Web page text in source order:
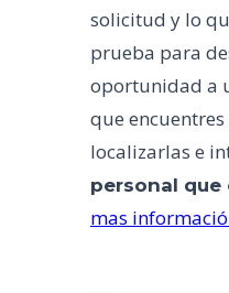
solicitud y lo
prueba para
oportunidad a
que
localizarlas e
personal
mas